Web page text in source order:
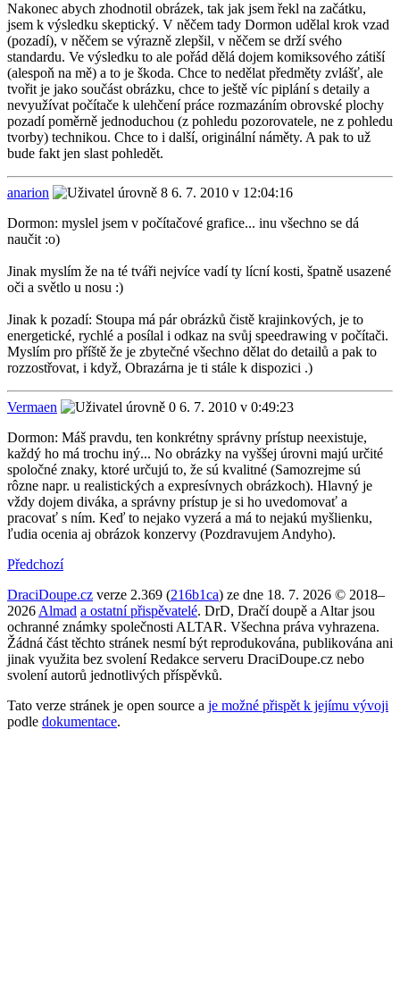
Nakonec abych zhodnotil obrázek, tak jak jsem řekl na začátku,
jsem k výsledku skeptický. V něčem tady Dormon udělal krok vzad
(pozadí), v něčem se výrazně zlepšil, v něčem se drží svého
standardu. Ve výsledku to ale pořád dělá dojem komiksového zátiší
(alespoň na mě) a to je škoda. Chce to nedělat předměty zvlášť, ale
tvořit je jako součást obrázku, chce to ještě víc piplání s detaily a
nevyužívat počítače k ulehčení práce rozmazáním obrovské plochy
pozadí poměrně jednoduchou (z pohledu pozorovatele, ne z pohledu
tvorby) technikou. Chce to i další, originální náměty. A pak to už
bude fakt jen slast pohledět.
anarion
6. 7. 2010 v 12:04:16
Dormon: myslel jsem v počítačové grafice... inu všechno se dá
naučit :o)
Jinak myslím že na té tváři nejvíce vadí ty lícní kosti, špatně usazené
oči a světlo u nosu :)
Jinak k pozadí: Stoupa má pár obrázků čistě krajinkových, je to
energetické, rychlé a posílal i odkaz na svůj speedrawing v počítači.
Myslím pro příště že je zbytečné všechno dělat do detailů a pak to
rozzostřovat, i když, Obrazárna je ti stále k dispozici .)
Vermaen
6. 7. 2010 v 0:49:23
Dormon: Máš pravdu, ten konkrétny správny prístup neexistuje,
každý ho má trochu iný... No obrázky na vyššej úrovni majú určité
spoločné znaky, ktoré určujú to, že sú kvalitné (Samozrejme sú
rôzne napr. u realistických a expresívnych obrázkoch). Hlavný je
vždy dojem diváka, a správny prístup je si ho uvedomovať a
pracovať s ním. Keď to nejako vyzerá a má to nejakú myšlienku,
ľudia ocenia aj obrázok konzervy (Pozdravujem Andyho).
Předchozí
DraciDoupe.cz verze 2.369 (216b1ca) ze dne 18. 7. 2026 © 2018–
2026 Almad a ostatní přispěvatelé. DrD, Dračí doupě a Altar jsou
ochranné známky společnosti ALTAR. Všechna práva vyhrazena.
Žádná část těchto stránek nesmí být reprodukována, publikována ani
jinak využita bez svolení Redakce serveru DraciDoupe.cz nebo
svolení autorů jednotlivých příspěvků.
Tato verze stránek je open source a je možné přispět k jejímu vývoji
podle dokumentace.